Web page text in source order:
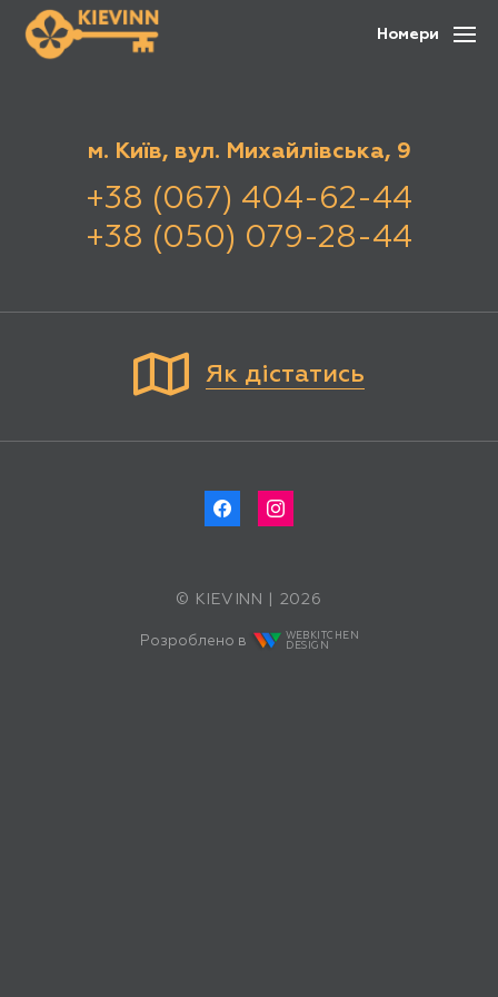
Номери
Як дістатись
м. Київ, вул. Михайлівська, 9
+38 (067) 404-62-44
+38 (050) 079-28-44
© KIEVINN | 2026
Розроблено в
WEBKITCHEN
DESIGN